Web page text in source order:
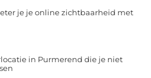
je je online zichtbaarheid met
in Purmerend die je niet